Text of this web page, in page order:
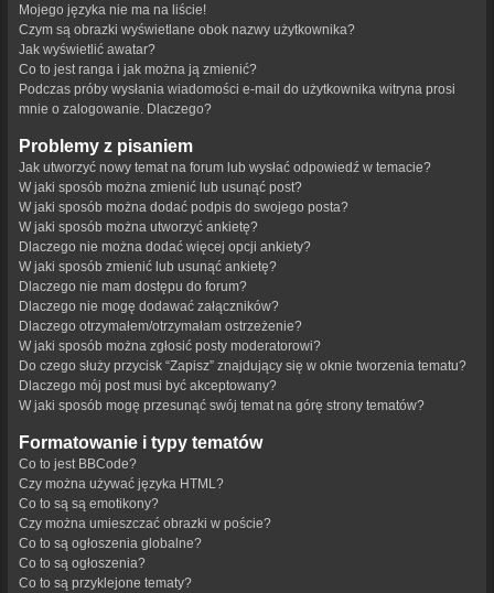
Mojego języka nie ma na liście!
Czym są obrazki wyświetlane obok nazwy użytkownika?
Jak wyświetlić awatar?
Co to jest ranga i jak można ją zmienić?
Podczas próby wysłania wiadomości e-mail do użytkownika witryna prosi
mnie o zalogowanie. Dlaczego?
Problemy z pisaniem
Jak utworzyć nowy temat na forum lub wysłać odpowiedź w temacie?
W jaki sposób można zmienić lub usunąć post?
W jaki sposób można dodać podpis do swojego posta?
W jaki sposób można utworzyć ankietę?
Dlaczego nie można dodać więcej opcji ankiety?
W jaki sposób zmienić lub usunąć ankietę?
Dlaczego nie mam dostępu do forum?
Dlaczego nie mogę dodawać załączników?
Dlaczego otrzymałem/otrzymałam ostrzeżenie?
W jaki sposób można zgłosić posty moderatorowi?
Do czego służy przycisk “Zapisz” znajdujący się w oknie tworzenia tematu?
Dlaczego mój post musi być akceptowany?
W jaki sposób mogę przesunąć swój temat na górę strony tematów?
Formatowanie i typy tematów
Co to jest BBCode?
Czy można używać języka HTML?
Co to są są emotikony?
Czy można umieszczać obrazki w poście?
Co to są ogłoszenia globalne?
Co to są ogłoszenia?
Co to są przyklejone tematy?